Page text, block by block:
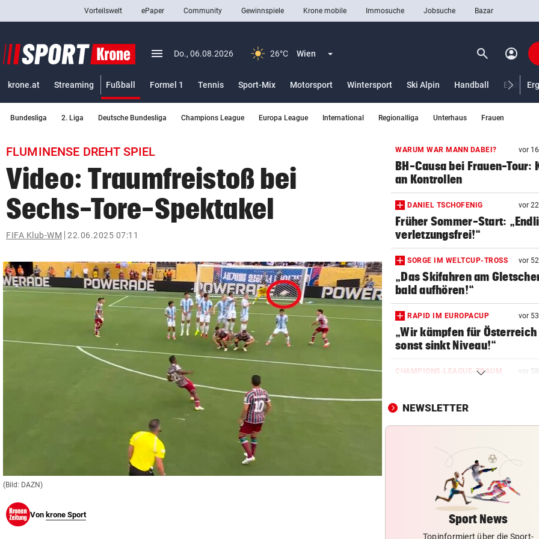
closeSchließen
Abonnieren
bookmark
search
Suchbegriff
eingeben
© Krone Multimedia GmbH & Co KG 2026
Muthgasse 2, 1190 Wien
Vorteilswelt ePaper Community Gewinnspiele Krone mobile Immosuche Jobsuche Bazar
menu Menü aufklappen
Do., 06.08.2026 26°C Wien Menü aufklappen search Suchen
account_circle
krone.at Streaming Fußball
Formel 1
Tennis Sport-Mix Motorsport Wintersport Ski Alpin Handball
Bundesliga 2. Liga Deutsche Bundesliga Champions League Europa League International Regionalliga Unterhaus Frauen
FLUMINENSE DREHT SPIEL
Video: Traumfreistoß bei
Sechs-Tore-Spektakel
FIFA Klub-WM 22.06.2025 07:11
(Bild: DAZN)
Von krone Sport
WARUM WAR MANN DABEI? vor
BH-Causa bei Frauen-Tour:
an Kontrollen
DANIEL TSCHOFENIG vor
Früher Sommer-Start:
verletzungsfrei!“
SORGE IM WELTCUP-TROSS vor
„Das Skifahren am
bald aufhören!“
RAPID IM EUROPACUP vor
„Wir kämpfen für Österreich
sonst sinkt Niveau!“
CHAMPIONS-LEAGUE-TRAUM vor
sich kämpferisch
„KRONE“ TRAF IHN
vor Salzburg-Match
FIFA UND INFANTINO
Gegenschlag, Wirbel um
und neue Vorwürfe
MANNINGER UNFALLSTELLE
NEWSLETTER
Sport News
Topinformiert über die Sport-